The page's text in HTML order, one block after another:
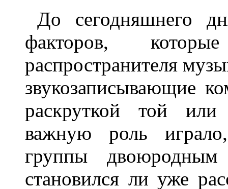
До сегодняшнего
факторов,
распространителя
звукозаписывающие
раскруткой той
важную роль
группы двоюродным
становился ли уже